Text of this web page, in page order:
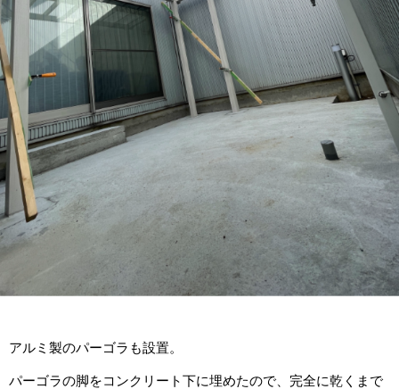
アルミ製のパーゴラも設置。
パーゴラの脚をコンクリート下に埋めたので、完全に乾くまで